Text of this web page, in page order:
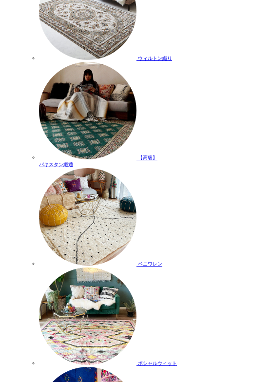
ウィルトン織り
【高級】
パキスタン緞通
ベニワレン
ボシャルウィット